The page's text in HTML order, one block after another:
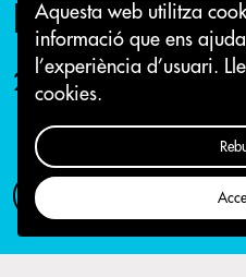
Aquesta web utilitza
informació que ens
l’experiència d’usuari.
cookies.
Balsach
24 de maig 2017
Com participar